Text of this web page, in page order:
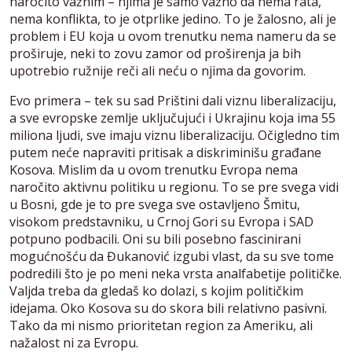
nema konflikta, to je otprlike jedino. To je žalosno, ali je
problem i EU koja u ovom trenutku nema nameru da se
proširuje, neki to zovu zamor od proširenja ja bih
upotrebio ružnije reči ali neću o njima da govorim.
Evo primera – tek su sad Prištini dali viznu liberalizaciju,
a sve evropske zemlje uključujući i Ukrajinu koja ima 55
miliona ljudi, sve imaju viznu liberalizaciju. Očigledno tim
putem neće napraviti pritisak a diskriminišu građane
Kosova. Mislim da u ovom trenutku Evropa nema
naročito aktivnu politiku u regionu. To se pre svega vidi
u Bosni, gde je to pre svega sve ostavljeno Šmitu,
visokom predstavniku, u Crnoj Gori su Evropa i SAD
potpuno podbacili. Oni su bili posebno fascinirani
mogućnošću da Đukanović izgubi vlast, da su sve tome
podredili što je po meni neka vrsta analfabetije političke.
Valjda treba da gledaš ko dolazi, s kojim političkim
idejama. Oko Kosova su do skora bili relativno pasivni.
Tako da mi nismo prioritetan region za Ameriku, ali
nažalost ni za Evropu.